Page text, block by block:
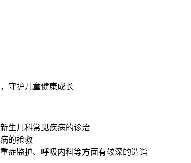
守护儿童健康成长
生儿科常见疾病的诊治
的抢救
症监护、呼吸内科等方面有较深的造诣